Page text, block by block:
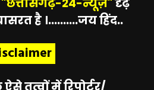
है ।..........जय हिंद..
तत्वों में रिपोर्टर/